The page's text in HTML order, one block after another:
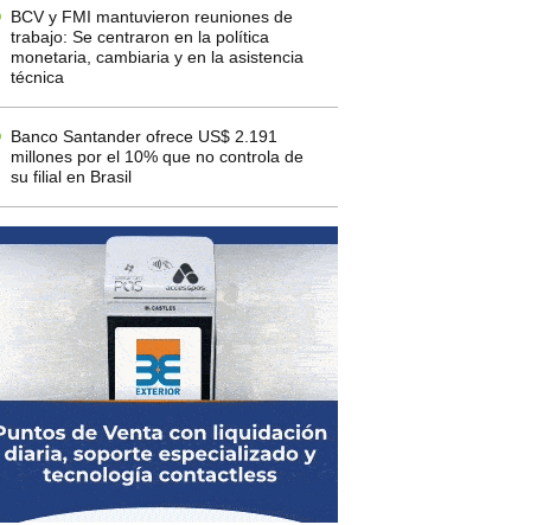
BCV y FMI mantuvieron reuniones de
trabajo: Se centraron en la política
monetaria, cambiaria y en la asistencia
técnica
Banco Santander ofrece US$ 2.191
millones por el 10% que no controla de
su filial en Brasil